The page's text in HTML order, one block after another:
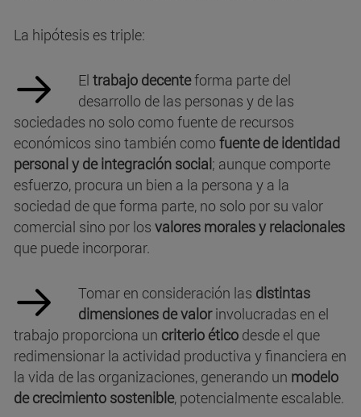
La hipótesis es triple:
El trabajo decenteforma parte del
desarrollo de las personas y de las
sociedades no solo como fuente de recursos
económicos sino también como fuente de identidad
personal y de integración social; aunque comporte
esfuerzo, procura un bien a la persona y a la
sociedad de que forma parte, no solo por su valor
comercial sino por los valores morales y relacionales
que puede incorporar.
Tomar en consideración las distintas
dimensiones de valorinvolucradas en el
trabajo proporciona un criterio ético desde el que
redimensionar la actividad productiva y financiera en
la vida de las organizaciones, generando un modelo
de crecimiento sostenible, potencialmente escalable.